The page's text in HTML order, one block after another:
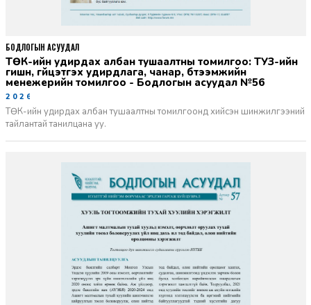
ТӨК-ийн удирдах албан тушаалтны томилгоо: ТУЗ-ийн
гишүүн, гүйцэтгэх удирдлага, чанар, бүтээмжийн
менежерийн томилгоо - Бодлогын асуудал №56
2026-06-02
ТӨК-ийн удирдах албан тушаалтны томилгоонд хийсэн шинжилгээний
тайлантай танилцана уу.
БОДЛОГЫН АСУУДАЛ